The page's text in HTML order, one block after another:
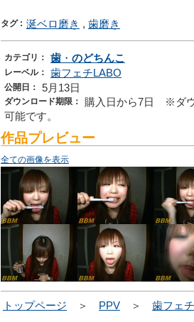
タグ : 涎ベロ磨き , 歯磨き
カテゴリ： 歯 ・ のどちんこ
レーベル： 歯フェチLABO
公開日： 5月13日
ダウンロード期限：
購入日から7日 ※ダウ
可能です。
作品プレビュー
全ての画像を表示
トップページ ＞ PPV ＞ 歯フェ